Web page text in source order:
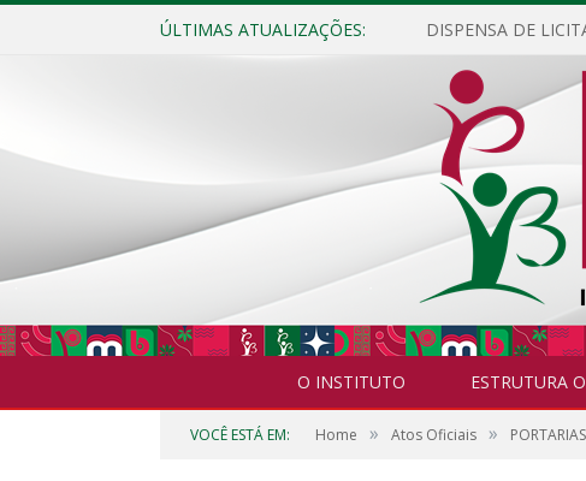
ÚLTIMAS ATUALIZAÇÕES:
O INSTITUTO ESTRUTURA
VOCÊ ESTÁ EM: Home » Atos Oficiais »